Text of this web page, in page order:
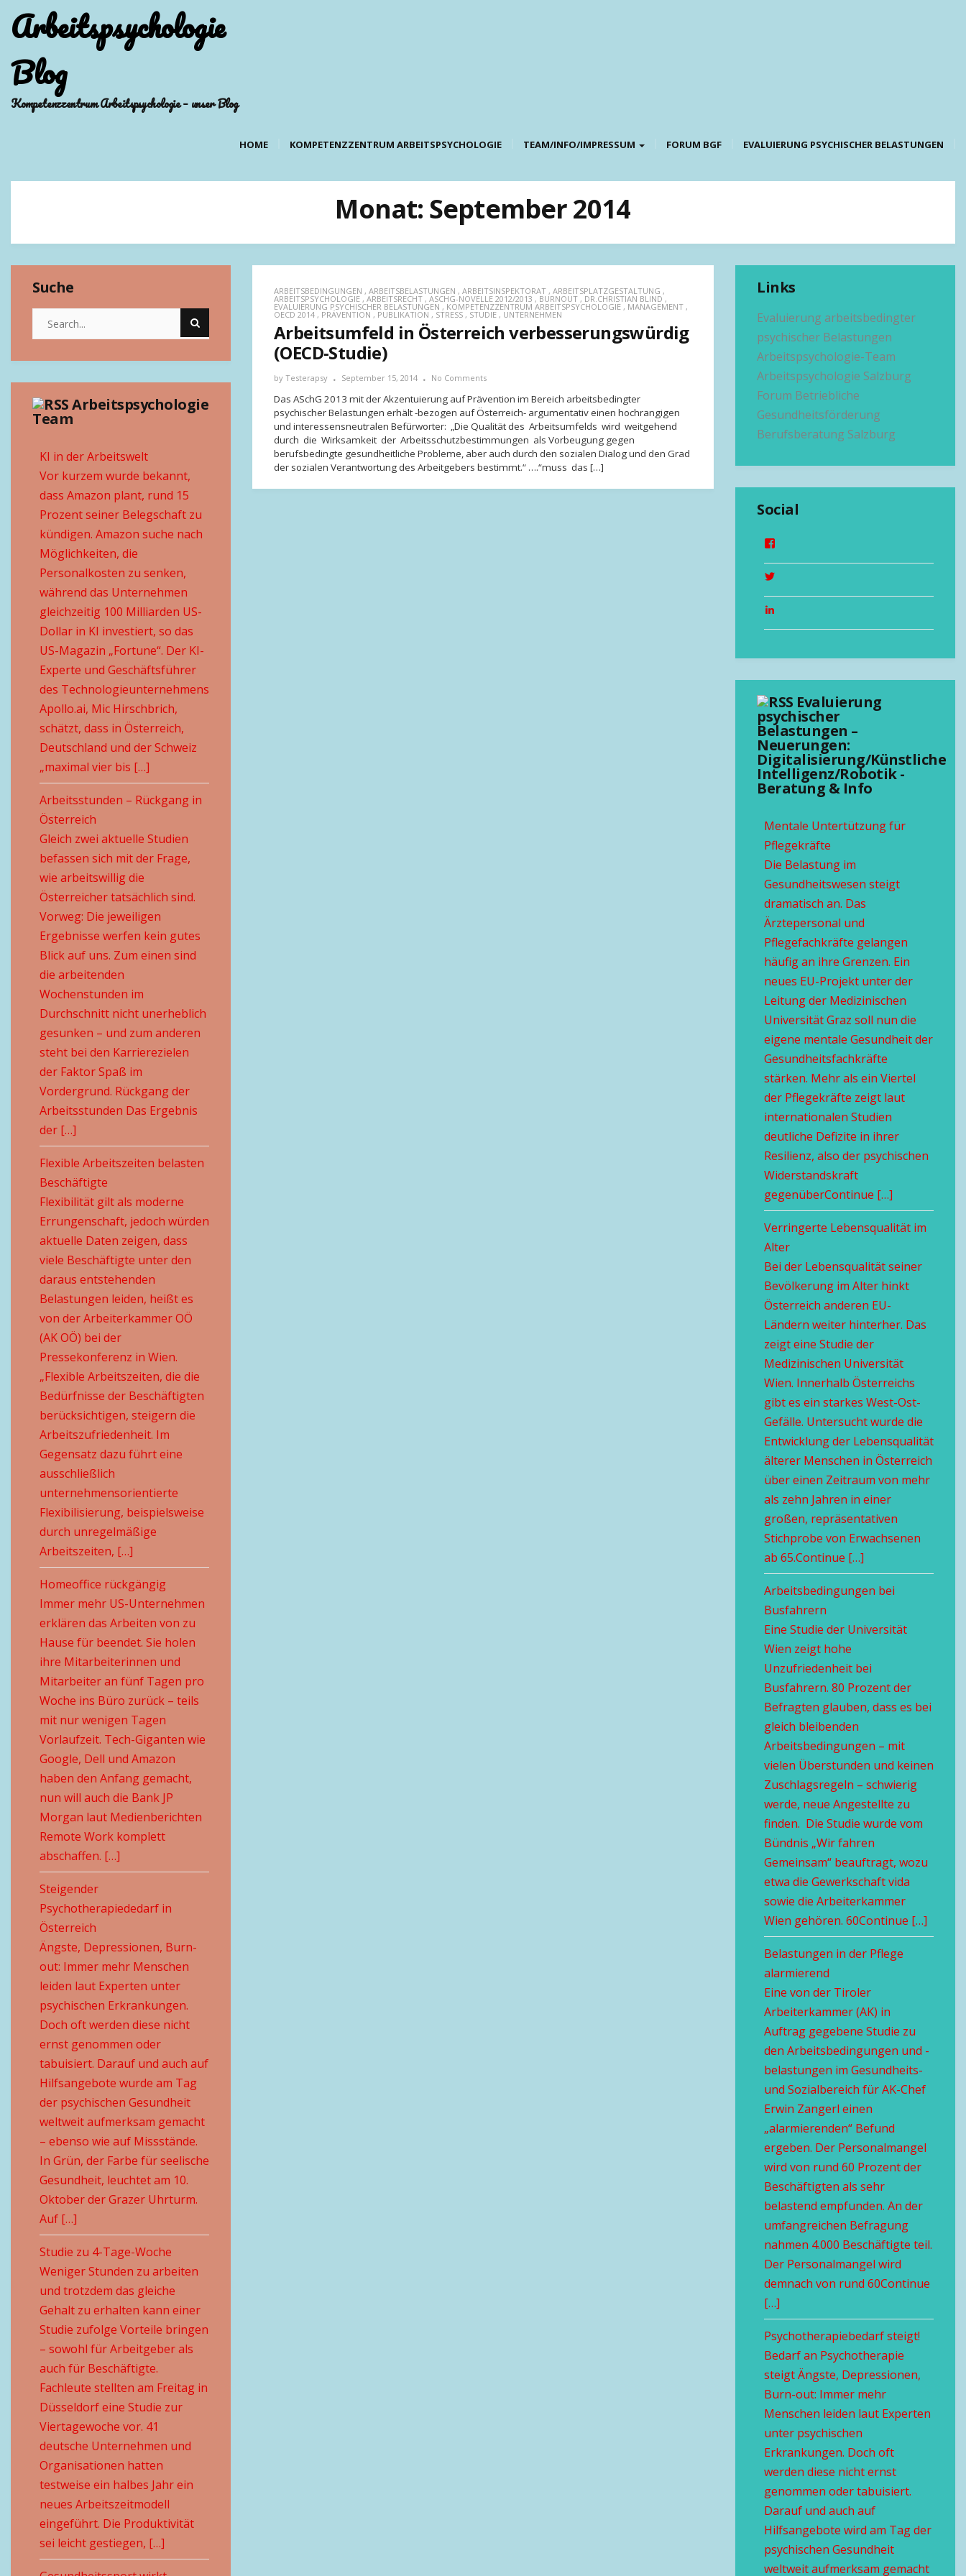
Arbeitspsychologie
Blog
Kompetenzzentrum Arbeitspsychologie – unser Blog
HOME KOMPETENZZENTRUM ARBEITSPSYCHOLOGIE TEAM/INFO/IMPRESSUM FORUM BGF EVALUIERUNG PSYCHISCHER BELASTUNGEN
Monat: September 2014
Suche
Arbeitspsychologie
Team
KI in der Arbeitswelt
Vor kurzem wurde bekannt,
dass Amazon plant, rund 15
Prozent seiner Belegschaft zu
kündigen. Amazon suche nach
Möglichkeiten, die
Personalkosten zu senken,
während das Unternehmen
gleichzeitig 100 Milliarden US-
Dollar in KI investiert, so das
US-Magazin „Fortune“. Der KI-
Experte und Geschäftsführer
des Technologieunternehmens
Apollo.ai, Mic Hirschbrich,
schätzt, dass in Österreich,
Deutschland und der Schweiz
„maximal vier bis […]
Arbeitsstunden – Rückgang in
Österreich
Gleich zwei aktuelle Studien
befassen sich mit der Frage,
wie arbeitswillig die
Österreicher tatsächlich sind.
Vorweg: Die jeweiligen
Ergebnisse werfen kein gutes
Blick auf uns. Zum einen sind
die arbeitenden
Wochenstunden im
Durchschnitt nicht unerheblich
gesunken – und zum anderen
steht bei den Karrierezielen
der Faktor Spaß im
Vordergrund. Rückgang der
Arbeitsstunden Das Ergebnis
der […]
Flexible Arbeitszeiten belasten
Beschäftigte
Flexibilität gilt als moderne
Errungenschaft, jedoch würden
aktuelle Daten zeigen, dass
viele Beschäftigte unter den
daraus entstehenden
Belastungen leiden, heißt es
von der Arbeiterkammer OÖ
(AK OÖ) bei der
Pressekonferenz in Wien.
„Flexible Arbeitszeiten, die die
Bedürfnisse der Beschäftigten
berücksichtigen, steigern die
Arbeitszufriedenheit. Im
Gegensatz dazu führt eine
ausschließlich
unternehmensorientierte
Flexibilisierung, beispielsweise
durch unregelmäßige
Arbeitszeiten, […]
Homeoffice rückgängig
Immer mehr US-Unternehmen
erklären das Arbeiten von zu
Hause für beendet. Sie holen
ihre Mitarbeiterinnen und
Mitarbeiter an fünf Tagen pro
Woche ins Büro zurück – teils
mit nur wenigen Tagen
Vorlaufzeit. Tech-Giganten wie
Google, Dell und Amazon
haben den Anfang gemacht,
nun will auch die Bank JP
Morgan laut Medienberichten
Remote Work komplett
abschaffen. […]
Steigender
Psychotherapiededarf in
Österreich
Ängste, Depressionen, Burn-
out: Immer mehr Menschen
leiden laut Experten unter
psychischen Erkrankungen.
Doch oft werden diese nicht
ernst genommen oder
tabuisiert. Darauf und auch auf
Hilfsangebote wurde am Tag
der psychischen Gesundheit
weltweit aufmerksam gemacht
– ebenso wie auf Missstände.
In Grün, der Farbe für seelische
Gesundheit, leuchtet am 10.
Oktober der Grazer Uhrturm.
Auf […]
Studie zu 4-Tage-Woche
Weniger Stunden zu arbeiten
und trotzdem das gleiche
Gehalt zu erhalten kann einer
Studie zufolge Vorteile bringen
– sowohl für Arbeitgeber als
auch für Beschäftigte.
Fachleute stellten am Freitag in
Düsseldorf eine Studie zur
Viertagewoche vor. 41
deutsche Unternehmen und
Organisationen hatten
testweise ein halbes Jahr ein
neues Arbeitszeitmodell
eingeführt. Die Produktivität
sei leicht gestiegen, […]
ARBEITSBEDINGUNGEN , ARBEITSBELASTUNGEN , ARBEITSINSPEKTORAT , ARBEITSPLATZGESTALTUNG ,
ARBEITSPSYCHOLOGIE , ARBEITSRECHT , ASCHG-NOVELLE 2012/2013 , BURNOUT , DR.CHRISTIAN BLIND ,
EVALUIERUNG PSYCHISCHER BELASTUNGEN , KOMPETENZZENTRUM ARBEITSPSYCHOLOGIE , MANAGEMENT ,
OECD 2014 , PRÄVENTION , PUBLIKATION , STRESS , STUDIE , UNTERNEHMEN
Arbeitsumfeld in Österreich verbesserungswürdig
(OECD-Studie)
by Testerapsy September 15, 2014 No Comments
Das ASchG 2013 mit der Akzentuierung auf Prävention im Bereich arbeitsbedingter
psychischer Belastungen erhält -bezogen auf Österreich- argumentativ einen hochrangigen
und interessensneutralen Befürworter: „Die Qualität des Arbeitsumfelds wird weitgehend
durch die Wirksamkeit der Arbeitsschutzbestimmungen als Vorbeugung gegen
berufsbedingte gesundheitliche Probleme, aber auch durch den sozialen Dialog und den Grad
der sozialen Verantwortung des Arbeitgebers bestimmt.“ ….“muss das […]
Links
Evaluierung arbeitsbedingter
psychischer Belastungen
Arbeitspsychologie-Team
Arbeitspsychologie Salzburg
Forum Betriebliche
Gesundheitsförderung
Berufsberatung Salzburg
Social
Evaluierung
psychischer
Belastungen –
Neuerungen:
Digitalisierung/Künstliche
Intelligenz/Robotik -
Beratung & Info
Mentale Untertützung für
Pflegekräfte
Die Belastung im
Gesundheitswesen steigt
dramatisch an. Das
Ärztepersonal und
Pflegefachkräfte gelangen
häufig an ihre Grenzen. Ein
neues EU-Projekt unter der
Leitung der Medizinischen
Universität Graz soll nun die
eigene mentale Gesundheit der
Gesundheitsfachkräfte
stärken. Mehr als ein Viertel
der Pflegekräfte zeigt laut
internationalen Studien
deutliche Defizite in ihrer
Resilienz, also der psychischen
Widerstandskraft
gegenüberContinue […]
Verringerte Lebensqualität im
Alter
Bei der Lebensqualität seiner
Bevölkerung im Alter hinkt
Österreich anderen EU-
Ländern weiter hinterher. Das
zeigt eine Studie der
Medizinischen Universität
Wien. Innerhalb Österreichs
gibt es ein starkes West-Ost-
Gefälle. Untersucht wurde die
Entwicklung der Lebensqualität
älterer Menschen in Österreich
über einen Zeitraum von mehr
als zehn Jahren in einer
großen, repräsentativen
Stichprobe von Erwachsenen
ab 65.Continue […]
Arbeitsbedingungen bei
Busfahrern
Eine Studie der Universität
Wien zeigt hohe
Unzufriedenheit bei
Busfahrern. 80 Prozent der
Befragten glauben, dass es bei
gleich bleibenden
Arbeitsbedingungen – mit
vielen Überstunden und keinen
Zuschlagsregeln – schwierig
werde, neue Angestellte zu
finden. Die Studie wurde vom
Bündnis „Wir fahren
Gemeinsam“ beauftragt, wozu
etwa die Gewerkschaft vida
sowie die Arbeiterkammer
Wien gehören. 60Continue […]
Belastungen in der Pflege
alarmierend
Eine von der Tiroler
Arbeiterkammer (AK) in
Auftrag gegebene Studie zu
den Arbeitsbedingungen und -
belastungen im Gesundheits-
und Sozialbereich für AK-Chef
Erwin Zangerl einen
„alarmierenden“ Befund
ergeben. Der Personalmangel
wird von rund 60 Prozent der
Beschäftigten als sehr
belastend empfunden. An der
umfangreichen Befragung
nahmen 4.000 Beschäftigte teil.
Der Personalmangel wird
demnach von rund 60Continue
[…]
Psychotherapiebedarf steigt!
Bedarf an Psychotherapie
steigt Ängste, Depressionen,
Burn-out: Immer mehr
Menschen leiden laut Experten
unter psychischen
Erkrankungen. Doch oft
werden diese nicht ernst
genommen oder tabuisiert.
Darauf und auch auf
Hilfsangebote wird am Tag der
psychischen Gesundheit
weltweit aufmerksam gemacht